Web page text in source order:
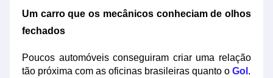
Um carro que os mecânicos conheciam de olhos
fechados
Poucos automóveis conseguiram criar uma relação
tão próxima com as oficinas brasileiras quanto o Gol .